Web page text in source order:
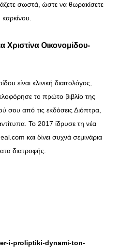
σωστά, ώστε να θωρακίσετε
Χριστίνα Οικονομίδου-
είναι κλινική διαιτολόγος,
το πρώτο βιβλίο της
σου από τις εκδόσεις Διόπτρα,
Το 2017 ίδρυσε τη νέα
και δίνει συχνά σεμινάρια
διατροφής.
i-proliptiki-dynami-ton-